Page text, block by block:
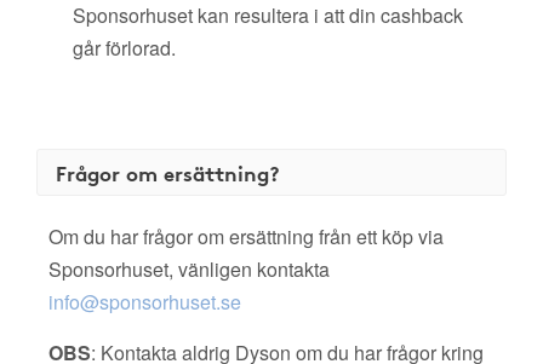
Sponsorhuset kan resultera i att din cashback
går förlorad.
Frågor om ersättning?
Om du har frågor om ersättning från ett köp via
Sponsorhuset, vänligen kontakta
info@sponsorhuset.se
OBS: Kontakta aldrig Dyson om du har frågor kring